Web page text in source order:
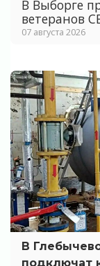
В Выборге
ветеранов
07 августа 2026
В
подключат